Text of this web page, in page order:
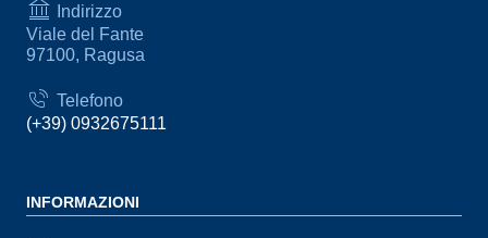
Indirizzo
Viale del Fante
97100, Ragusa
Telefono
(+39) 0932675111
INFORMAZIONI